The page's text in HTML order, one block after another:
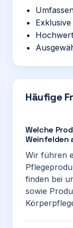
Häufige
Welche
Weinfelden
Wir führen
finden bei
sowie